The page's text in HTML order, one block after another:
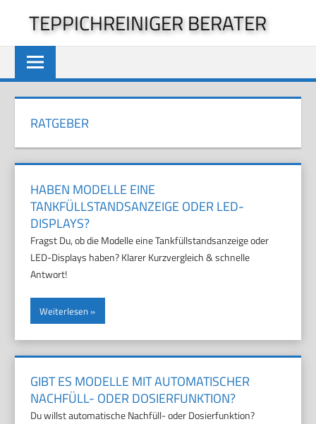
springen
TEPPICHREINIGER BERATER
RATGEBER
HABEN MODELLE EINE
TANKFÜLLSTANDSANZEIGE ODER LED-
DISPLAYS?
Fragst Du, ob die Modelle eine Tankfüllstandsanzeige oder
LED-Displays haben? Klarer Kurzvergleich & schnelle
Antwort!
Weiterlesen
GIBT ES MODELLE MIT AUTOMATISCHER
NACHFÜLL- ODER DOSIERFUNKTION?
Du willst automatische Nachfüll- oder Dosierfunktion?